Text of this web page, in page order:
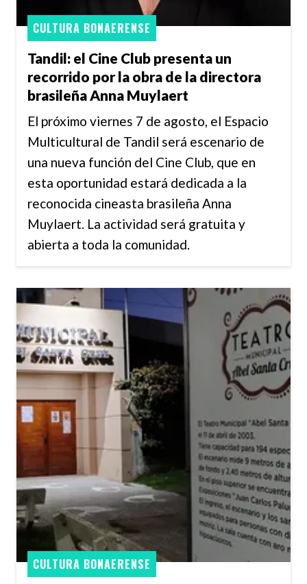
Tandil: el Cine Club presenta un
recorrido por la obra de la directora
brasileña Anna Muylaert
CULTURA BONAERENSE
El próximo viernes 7 de agosto, el Espacio
Multicultural de Tandil será escenario de
una nueva función del Cine Club, que en
esta oportunidad estará dedicada a la
reconocida cineasta brasileña Anna
Muylaert. La actividad será gratuita y
abierta a toda la comunidad.
CULTURA BONAERENSE